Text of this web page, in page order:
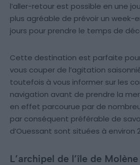
l’aller-retour est possible en une
plus agréable de prévoir un week-
jours pour prendre le temps de
Cette destination est parfaite
vous couper de l’agitation
toutefois à vous informer sur les
navigation avant de prendre la
en effet parcourue par de
par conséquent préférable de
d’Ouessant sont situées à environ
L’archipel de l’île de Molène